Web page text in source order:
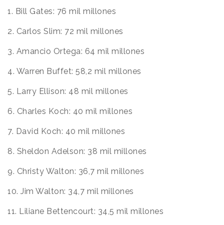
1. Bill Gates: 76 mil millones
2. Carlos Slim: 72 mil millones
3. Amancio Ortega: 64 mil millones
4. Warren Buffet: 58,2 mil millones
5. Larry Ellison: 48 mil millones
6. Charles Koch: 40 mil millones
7. David Koch: 40 mil millones
8. Sheldon Adelson: 38 mil millones
9. Christy Walton: 36,7 mil millones
10. Jim Walton: 34,7 mil millones
11. Liliane Bettencourt: 34,5 mil millones